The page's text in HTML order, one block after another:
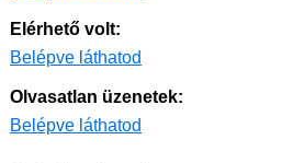
Elérhető volt:
Belépve láthatod
Olvasatlan üzenetek:
Belépve láthatod